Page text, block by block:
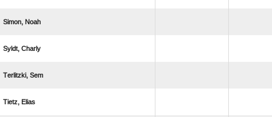
 
 
 
 